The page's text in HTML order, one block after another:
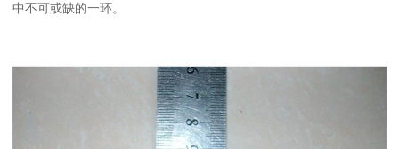
中不可或缺的一环。